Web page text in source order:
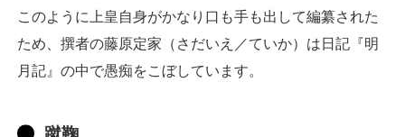
このように上皇自身がかなり口も手も出して編纂された
ため、撰者の藤原定家（さだいえ／ていか）は日記『明
月記』の中で愚痴をこぼしています。